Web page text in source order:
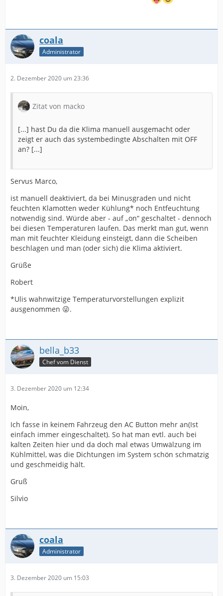
coala
Administrator
2. Dezember 2020 um 23:36
Zitat von macko
[...] hast Du da die Klima manuell ausgemacht oder
zeigt er auch das systembedingte Abschalten mit OFF
an? [...]
Servus Marco,
ist manuell deaktiviert, da bei Minusgraden und nicht
feuchten Klamotten weder Kühlung* noch Entfeuchtung
notwendig sind. Würde aber - auf „on“ geschaltet - dennoch
bei diesen Temperaturen laufen. Das merkt man gut, wenn
man mit feuchter Kleidung einsteigt, dann die Scheiben
beschlagen und man (oder sich) die Klima aktiviert.
Grüße
Robert
*Ulis wahnwitzige Temperaturvorstellungen explizit
ausgenommen 😜.
bella_b33
Chef vom Dienst
3. Dezember 2020 um 12:34
Moin,
Ich fasse in keinem Fahrzeug den AC Button mehr an(Ist
einfach immer eingeschaltet). So hat man evtl. auch bei
kalten Zeiten hier und da doch mal etwas Umwälzung im
Kühlmittel, was die Dichtungen im System schön schmatzig
und geschmeidig hält.
Gruß
Silvio
coala
Administrator
3. Dezember 2020 um 15:03